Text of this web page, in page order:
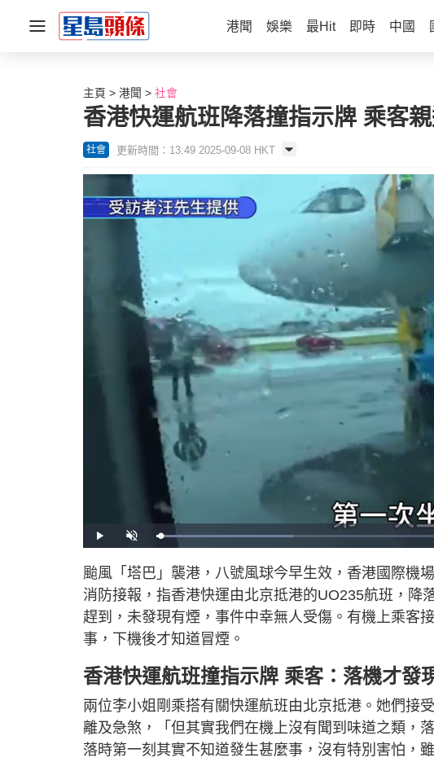
港聞 娛樂 最Hit 即時 中國
主頁 港聞 社會
香港快運航班降落撞指示牌 乘客
社會 更新時間：13:49 2025-09-08 HKT
P
l
U
n
u
t
e
L
o
e
d
:
2
8
.
4
%
颱風「塔巴」襲港，八號風球今早生效，香港國際機
消防接報，指香港快運由北京抵港的UO235航班，降
趕到，未發現有煙，事件中幸無人受傷。有機上乘客
事，下機後才知道冒煙。
香港快運航班撞指示牌 乘客：落機才發
兩位李小姐剛乘搭有關快運航班由北京抵港。她們接
離及急煞，「但其實我們在機上沒有聞到味道之類，
落時第一刻其實不知道發生甚麼事，沒有特別害怕，